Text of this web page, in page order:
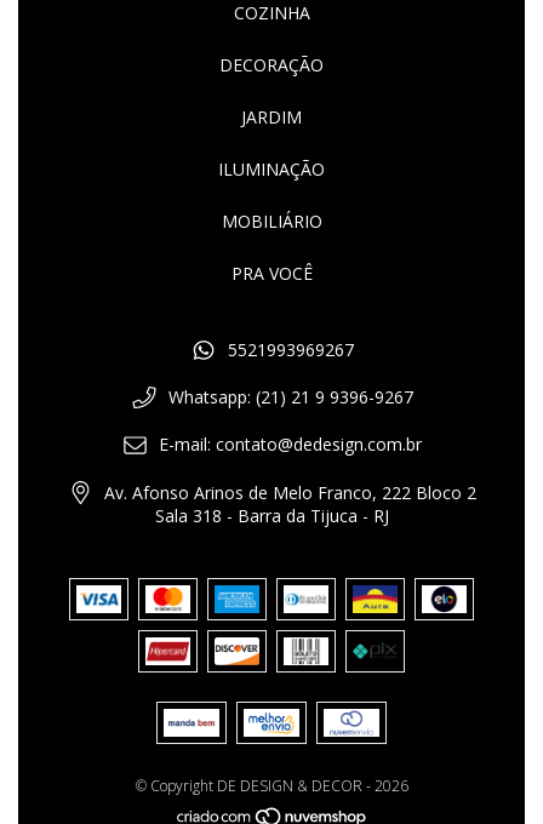
COZINHA
DECORAÇÃO
JARDIM
ILUMINAÇÃO
MOBILIÁRIO
PRA VOCÊ
5521993969267
Whatsapp: (21) 21 9 9396-9267
E-mail:contato@dedesign.com.br
Av. Afonso Arinos de Melo Franco, 222 Bloco 2
Sala 318 - Barra da Tijuca - RJ
© Copyright DE DESIGN & DECOR - 2026